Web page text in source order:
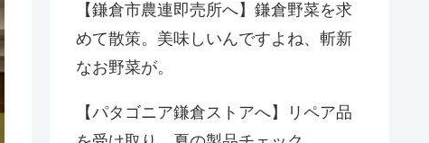
【鎌倉市農連即売所へ】鎌倉野菜を求
めて散策。美味しいんですよね、斬新
なお野菜が。
【パタゴニア鎌倉ストアへ】リペア品